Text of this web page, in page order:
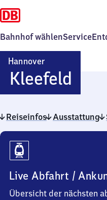
Bahnhof wählenService
Hannover
Kleefeld
Reiseinfos Ausstattung
Reiseinfos
Live Abfahrt /
Übersicht der nächsten